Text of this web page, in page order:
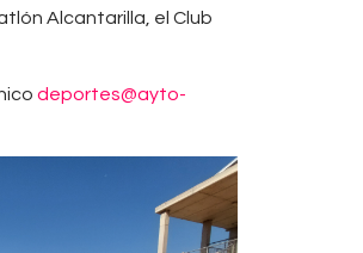
Alcantarilla, el Club
deportes@ayto-